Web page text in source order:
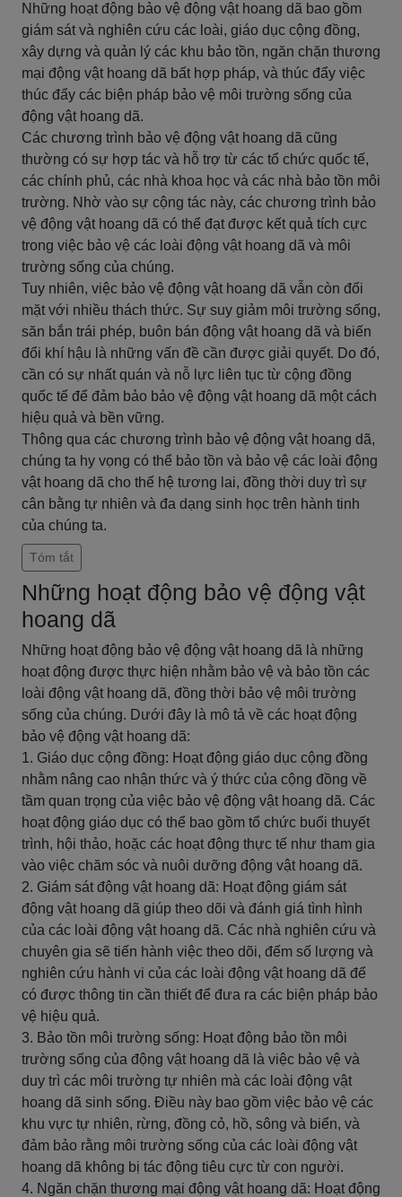
Những hoạt động bảo vệ động vật hoang dã bao gồm
giám sát và nghiên cứu các loài, giáo dục cộng đồng,
xây dựng và quản lý các khu bảo tồn, ngăn chặn thương
mại động vật hoang dã bất hợp pháp, và thúc đẩy việc
thúc đẩy các biện pháp bảo vệ môi trường sống của
động vật hoang dã.
Các chương trình bảo vệ động vật hoang dã cũng
thường có sự hợp tác và hỗ trợ từ các tổ chức quốc tế,
các chính phủ, các nhà khoa học và các nhà bảo tồn môi
trường. Nhờ vào sự cộng tác này, các chương trình bảo
vệ động vật hoang dã có thể đạt được kết quả tích cực
trong việc bảo vệ các loài động vật hoang dã và môi
trường sống của chúng.
Tuy nhiên, việc bảo vệ động vật hoang dã vẫn còn đối
mặt với nhiều thách thức. Sự suy giảm môi trường sống,
săn bắn trái phép, buôn bán động vật hoang dã và biến
đổi khí hậu là những vấn đề cần được giải quyết. Do đó,
cần có sự nhất quán và nỗ lực liên tục từ cộng đồng
quốc tế để đảm bảo bảo vệ động vật hoang dã một cách
hiệu quả và bền vững.
Thông qua các chương trình bảo vệ động vật hoang dã,
chúng ta hy vọng có thể bảo tồn và bảo vệ các loài động
vật hoang dã cho thế hệ tương lai, đồng thời duy trì sự
cân bằng tự nhiên và đa dạng sinh học trên hành tinh
của chúng ta.
Tóm tắt
Những hoạt động bảo vệ động vật
hoang dã
Những hoạt động bảo vệ động vật hoang dã là những
hoạt động được thực hiện nhằm bảo vệ và bảo tồn các
loài động vật hoang dã, đồng thời bảo vệ môi trường
sống của chúng. Dưới đây là mô tả về các hoạt động
bảo vệ động vật hoang dã:
1. Giáo dục cộng đồng: Hoạt động giáo dục cộng đồng
nhằm nâng cao nhận thức và ý thức của cộng đồng về
tầm quan trọng của việc bảo vệ động vật hoang dã. Các
hoạt động giáo dục có thể bao gồm tổ chức buổi thuyết
trình, hội thảo, hoặc các hoạt động thực tế như tham gia
vào việc chăm sóc và nuôi dưỡng động vật hoang dã.
2. Giám sát động vật hoang dã: Hoạt động giám sát
động vật hoang dã giúp theo dõi và đánh giá tình hình
của các loài động vật hoang dã. Các nhà nghiên cứu và
chuyên gia sẽ tiến hành việc theo dõi, đếm số lượng và
nghiên cứu hành vi của các loài động vật hoang dã để
có được thông tin cần thiết để đưa ra các biện pháp bảo
vệ hiệu quả.
3. Bảo tồn môi trường sống: Hoạt động bảo tồn môi
trường sống của động vật hoang dã là việc bảo vệ và
duy trì các môi trường tự nhiên mà các loài động vật
hoang dã sinh sống. Điều này bao gồm việc bảo vệ các
khu vực tự nhiên, rừng, đồng cỏ, hồ, sông và biển, và
đảm bảo rằng môi trường sống của các loài động vật
hoang dã không bị tác động tiêu cực từ con người.
4. Ngăn chặn thương mại động vật hoang dã: Hoạt động